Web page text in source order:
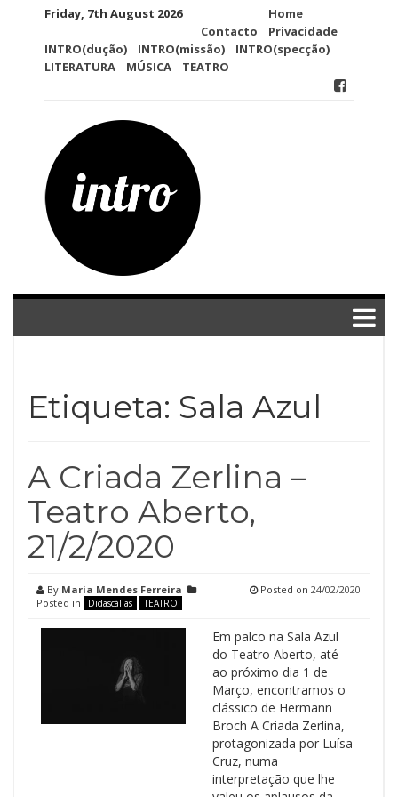
Friday, 7th August 2026
Contacto
Home
Privacidade
INTRO(dução)
INTRO(missão)
INTRO(specção)
LITERATURA
MÚSICA TEATRO
Etiqueta: Sala Azul
A Criada Zerlina –
Teatro Aberto,
21/2/2020
By Maria Mendes Ferreira
Posted in
Didascálias TEATRO
Posted on 24/02/2020
Em palco na Sala Azul
do Teatro Aberto, até
ao próximo dia 1 de
Março, encontramos o
clássico de Hermann
Broch A Criada Zerlina,
protagonizada por Luísa
Cruz, numa
interpretação que lhe